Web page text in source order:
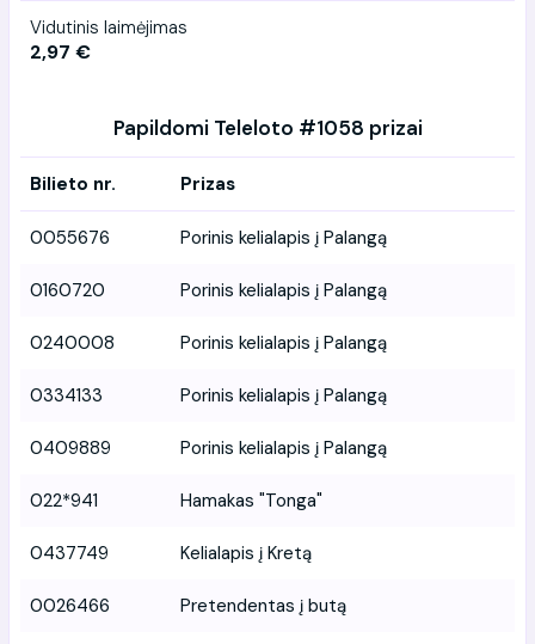
Vidutinis laimėjimas
2,97 €
Papildomi Teleloto #1058 prizai
Bilieto nr. Prizas
0055676 Porinis kelialapis į Palangą
0160720 Porinis kelialapis į Palangą
0240008 Porinis kelialapis į Palangą
0334133 Porinis kelialapis į Palangą
0409889 Porinis kelialapis į Palangą
022*941 Hamakas "Tonga"
0437749 Kelialapis į Kretą
0026466 Pretendentas į butą